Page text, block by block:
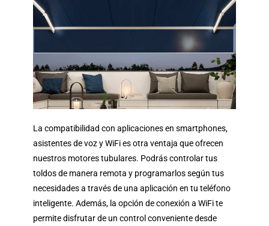
La compatibilidad con aplicaciones en smartphones,
asistentes de voz y WiFi es otra ventaja que ofrecen
nuestros motores tubulares. Podrás controlar tus
toldos de manera remota y programarlos según tus
necesidades a través de una aplicación en tu teléfono
inteligente. Además, la opción de conexión a WiFi te
permite disfrutar de un control conveniente desde